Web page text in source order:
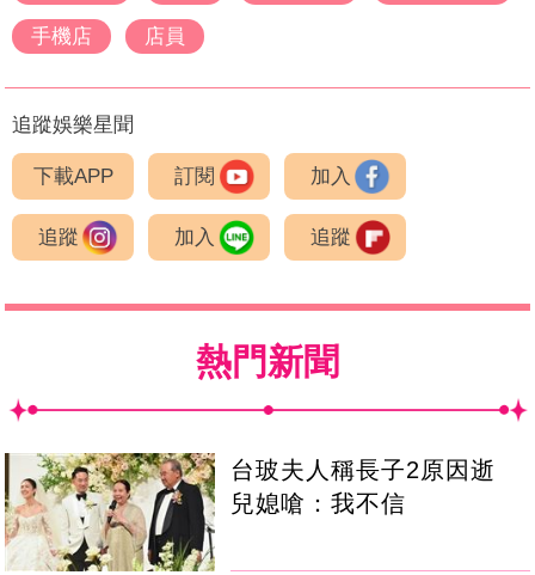
手機店 店員
追蹤娛樂星聞
下載APP 訂閱 加入
追蹤 加入 追蹤
熱門新聞
台玻夫人稱長子2原因逝
兒媳嗆：我不信